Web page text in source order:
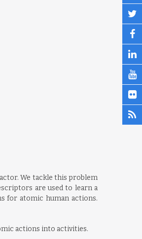
We tackle this problem
are used to learn a
for atomic human actions.
actions into activities.